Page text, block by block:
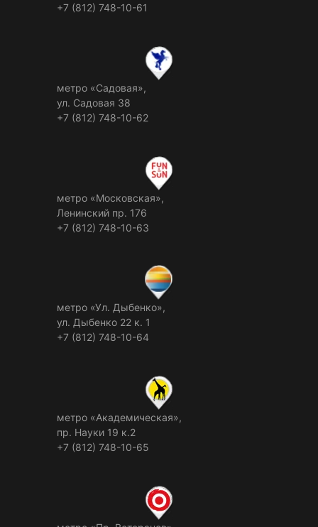
+7 (812) 748-10-61
метро «Садовая»,
ул. Садовая 38
+7 (812) 748-10-62
метро «Московская»,
Ленинский пр. 176
+7 (812) 748-10-63
метро «Ул. Дыбенко»,
ул. Дыбенко 22 к. 1
+7 (812) 748-10-64
метро «Академическая»,
пр. Науки 19 к.2
+7 (812) 748-10-65